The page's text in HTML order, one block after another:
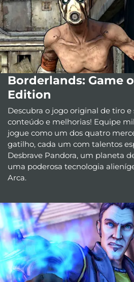
Borderlands: Game
Edition
Descubra o jogo original de tiro e
conteúdo e melhorias! Equipe
jogue como um dos quatro
gatilho, cada um com talentos
Desbrave Pandora, um planeta
uma poderosa tecnologia
Arca.